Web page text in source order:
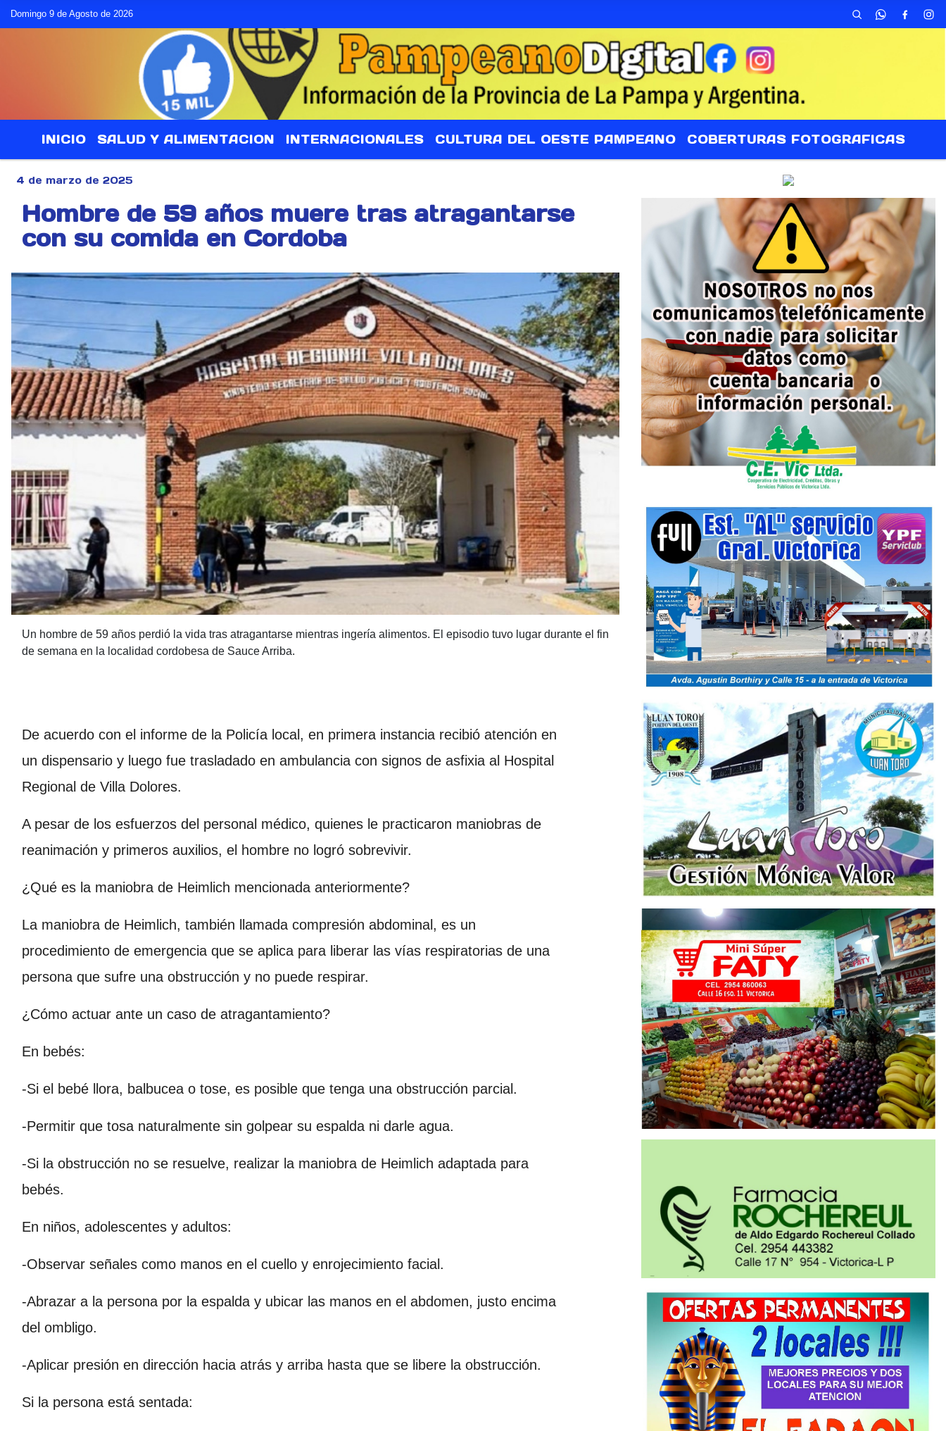
Domingo 9 de Agosto de 2026
INICIO SALUD Y ALIMENTACION INTERNACIONALES CULTURA DEL OESTE PAMPEANO COBERTURAS FOTOGRAFICAS
4 de marzo de 2025
Hombre de 59 años muere tras atragantarse
con su comida en Cordoba
Un hombre de 59 años perdió la vida tras atragantarse mientras ingería alimentos. El episodio tuvo lugar durante el fin
de semana en la localidad cordobesa de Sauce Arriba.
De acuerdo con el informe de la Policía local, en primera instancia recibió atención en
un dispensario y luego fue trasladado en ambulancia con signos de asfixia al Hospital
Regional de Villa Dolores.
A pesar de los esfuerzos del personal médico, quienes le practicaron maniobras de
reanimación y primeros auxilios, el hombre no logró sobrevivir.
¿Qué es la maniobra de Heimlich mencionada anteriormente?
La maniobra de Heimlich, también llamada compresión abdominal, es un
procedimiento de emergencia que se aplica para liberar las vías respiratorias de una
persona que sufre una obstrucción y no puede respirar.
¿Cómo actuar ante un caso de atragantamiento?
En bebés:
-Si el bebé llora, balbucea o tose, es posible que tenga una obstrucción parcial.
-Permitir que tosa naturalmente sin golpear su espalda ni darle agua.
-Si la obstrucción no se resuelve, realizar la maniobra de Heimlich adaptada para
bebés.
En niños, adolescentes y adultos:
-Observar señales como manos en el cuello y enrojecimiento facial.
-Abrazar a la persona por la espalda y ubicar las manos en el abdomen, justo encima
del ombligo.
-Aplicar presión en dirección hacia atrás y arriba hasta que se libere la obstrucción.
Si la persona está sentada: